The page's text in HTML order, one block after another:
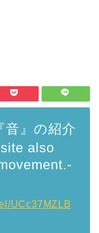
音』の紹介
also
UCc37MZLB